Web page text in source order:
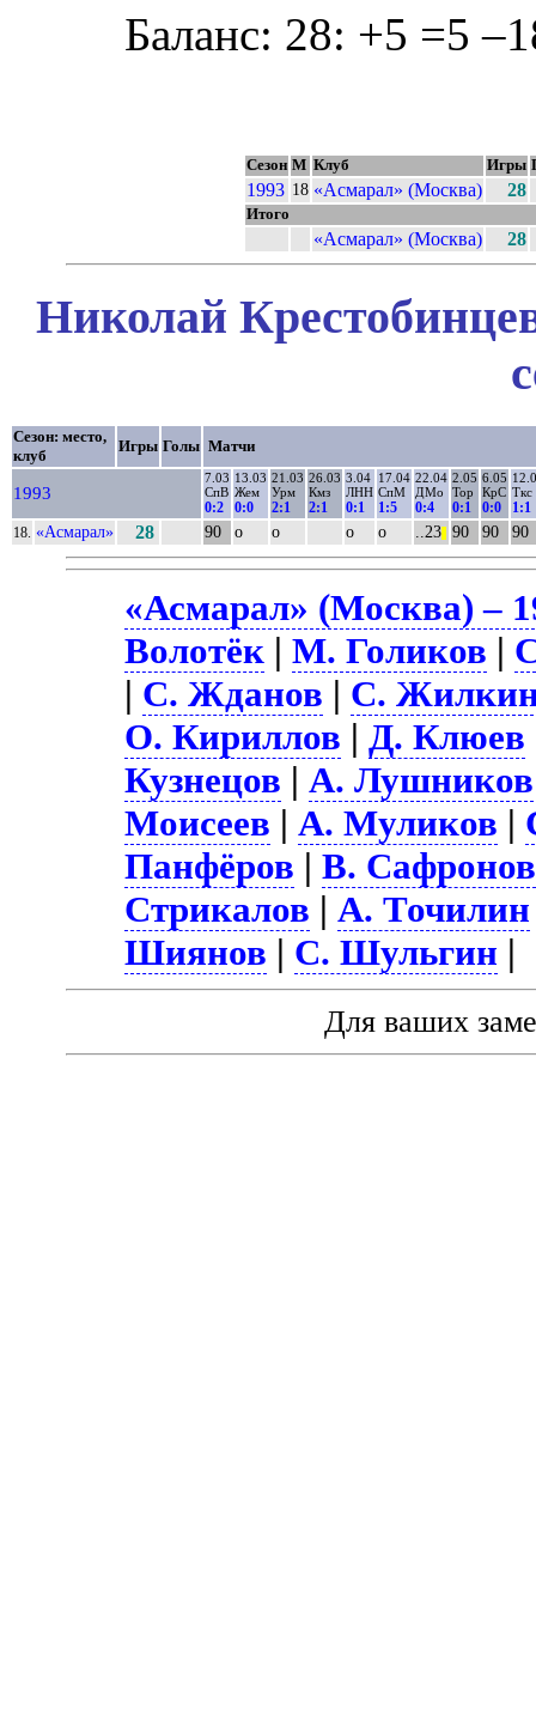
Баланс: 28: +5 =5
Сезон М Клуб Игры
1993 18 «Асмарал» (Москва) 28
Итого
«Асмарал» (Москва) 28
Николай
Сезон: место,
клуб
Игры Голы Матчи
1993
7.03
СпВ
0:2
13.03
Жем
0:0
21.03
Урм
2:1
26.03
Кмз
2:1
3.04
ЛНН
0:1
17.04
СпМ
1:5
22.04
ДМо
0:4
2.05
Тор
0:1
6.05
КрС
0:0
Ткс
1:1
18. «Асмарал» 28 90 о о о о ..23 90 90 90
«Асмарал» (Москва) –
Волотёк |М. Голиков |
| С. Жданов | С.
О. Кириллов |Д. Клюев
Кузнецов |А. Лушников
Моисеев |А. Муликов |
Панфёров |В. Сафронов
Стрикалов |А. Точилин
Шиянов | С. Шульгин |
Для ваших